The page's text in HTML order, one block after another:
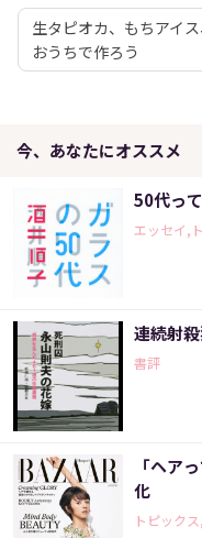
生タピオカ、もちアイ
おうちで作ろう
今、あなたにオススメ
50代っ
エッセイ,
連続射
書評
「ヘア
化
トピック